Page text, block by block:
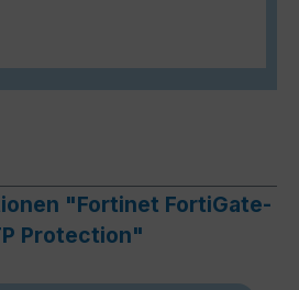
"Fortinet FortiGate-
Protection"